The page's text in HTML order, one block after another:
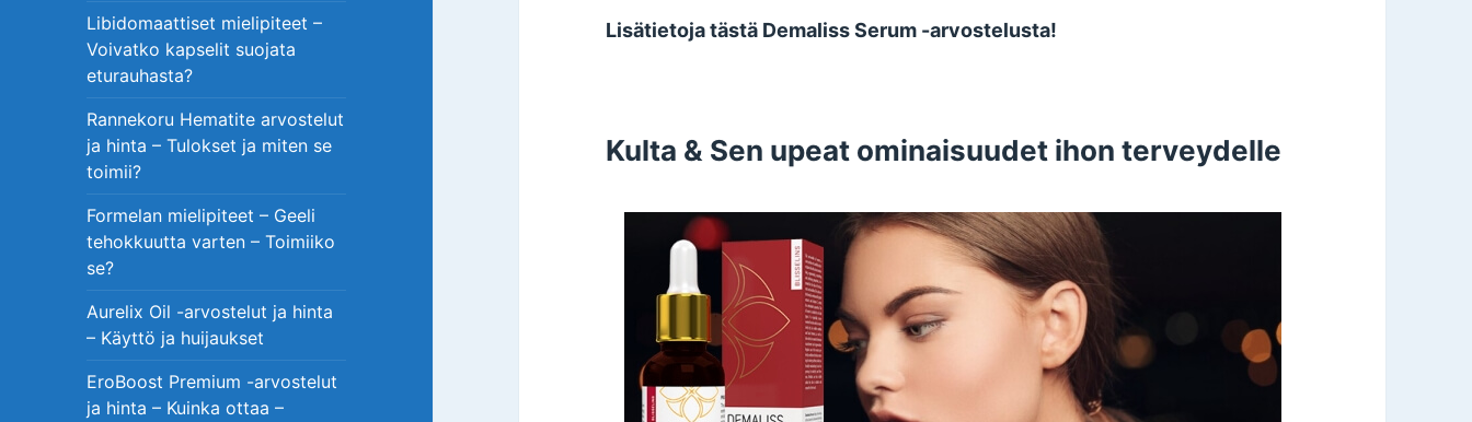
Libidomaattiset mielipiteet –
Voivatko kapselit suojata
eturauhasta?
Rannekoru Hematite arvostelut
ja hinta – Tulokset ja miten se
toimii?
Formelan mielipiteet – Geeli
tehokkuutta varten – Toimiiko
se?
Aurelix Oil -arvostelut ja hinta
– Käyttö ja huijaukset
EroBoost Premium -arvostelut
ja hinta – Kuinka ottaa –
Lisätietoja tästä Demaliss Serum -arvostelusta!
Kulta & Sen upeat ominaisuudet ihon terveydelle